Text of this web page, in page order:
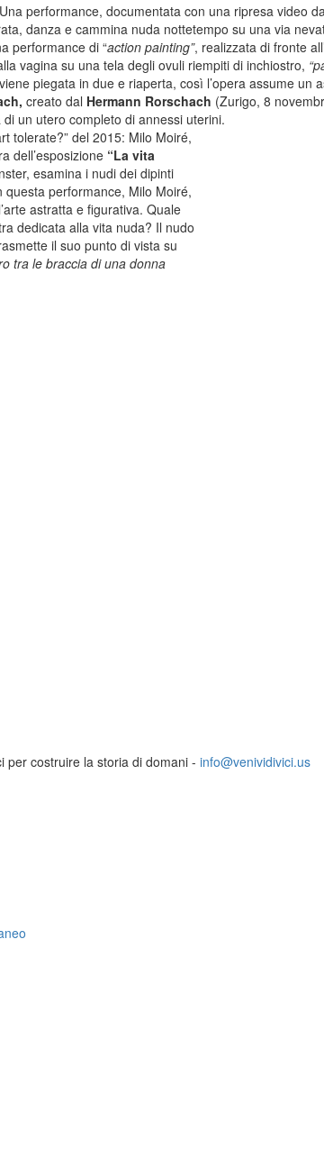
performance, documentata con una ripresa video
danza e cammina nuda nottetempo su una via
performance di “action painting”, realizzata di fronte
vagina su una tela degli ovuli riempiti di inchiostro,
piegata in due e riaperta, così l’opera assume un
creato dal Hermann Rorschach (Zurigo, 8
un utero completo di annessi uterini.
tolerate?” del 2015: Milo Moiré,
dell’esposizione “La vita
esamina i nudi dei dipinti
performance, Milo Moiré,
astratta e figurativa. Quale
dedicata alla vita nuda? Il nudo
il suo punto di vista su
tra le braccia di una donna
per costruire la storia di domani - info@venividivici.us